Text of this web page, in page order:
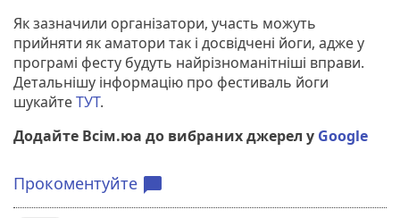
Як зазначили організатори, участь можуть
прийняти як аматори так і досвідчені йоги, адже у
програмі фесту будуть найрізноманітніші вправи.
Детальнішу інформацію про фестиваль йоги
шукайтеТУТ.
Додайте Всім.юа до вибраних джерел у Google
Прокоментуйте chat_bubble